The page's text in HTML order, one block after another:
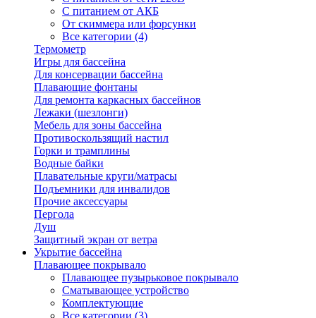
С питанием от АКБ
От скиммера или форсунки
Все категории (4)
Термометр
Игры для бассейна
Для консервации бассейна
Плавающие фонтаны
Для ремонта каркасных бассейнов
Лежаки (шезлонги)
Мебель для зоны бассейна
Противоскользящий настил
Горки и трамплины
Водные байки
Плавательные круги/матрасы
Подъемники для инвалидов
Прочие аксессуары
Пергола
Душ
Защитный экран от ветра
Укрытие бассейна
Плавающее покрывало
Плавающее пузырьковое покрывало
Сматывающее устройство
Комплектующие
Все категории (3)